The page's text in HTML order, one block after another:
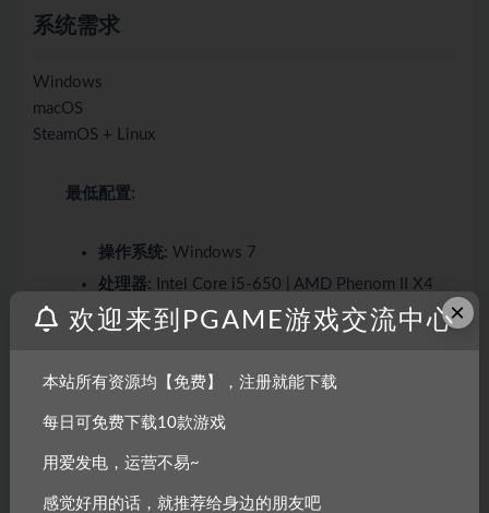
系统需求
Windows
macOS
SteamOS + Linux
最低配置:
操作系统: Windows 7
处理器: Intel Core i5-650 | AMD Phenom II X4
965
显卡:Nvidia GeForce GTX 650, 1 GB | AMD
DirectX 版本:11
网络:宽带互联网连接
存储空间:需要 4 GB 可用空间
×
欢迎来到PGAME游戏交流中心
本站所有资源均【免费】，注册就能下载
每日可免费下载10款游戏
用爱发电，运营不易~
感觉好用的话，就推荐给身边的朋友吧